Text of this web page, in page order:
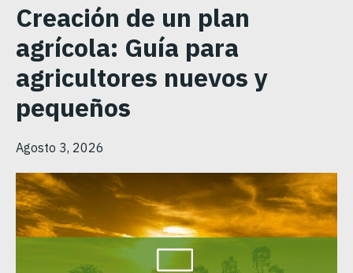
de
navegación
Creación de un plan
agrícola: Guía para
agricultores nuevos y
pequeños
Agosto 3, 2026